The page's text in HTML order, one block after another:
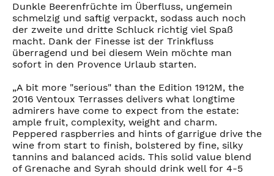
Dunkle Beerenfrüchte im Überfluss, ungemein
schmelzig und saftig verpackt, sodass auch noch
der zweite und dritte Schluck richtig viel Spaß
macht. Dank der Finesse ist der Trinkfluss
überragend und bei diesem Wein möchte man
sofort in den Provence Urlaub starten.
„A bit more "serious" than the Edition 1912M, the
2016 Ventoux Terrasses delivers what longtime
admirers have come to expect from the estate:
ample fruit, complexity, weight and charm.
Peppered raspberries and hints of garrigue drive the
wine from start to finish, bolstered by fine, silky
tannins and balanced acids. This solid value blend
of Grenache and Syrah should drink well for 4-5